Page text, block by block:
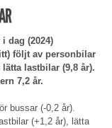
dag (2024)
följt av personbilar
lastbilar (9,8 år).
7,2 år.
bussar (-0,2 år).
(+1,2 år), lätta